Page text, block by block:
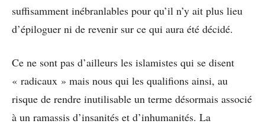
suffisamment inébranlables pour qu’il n’y ait plus lieu
d’épiloguer ni de revenir sur ce qui aura été décidé.
Ce ne sont pas d’ailleurs les islamistes qui se disent
« radicaux » mais nous qui les qualifions ainsi, au
risque de rendre inutilisable un terme désormais associé
à un ramassis d’insanités et d’inhumanités. La